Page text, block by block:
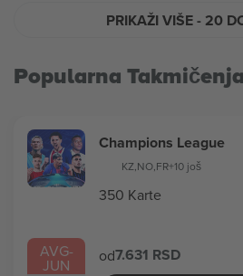
PRIKAŽI VIŠE- 20
Popularna Takmičenja
AVG-
JUN
Champions League
KZ,NO,FR+10 još
350 Karte
od7.631 RSD